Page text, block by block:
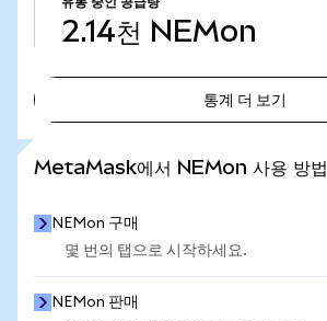
2.14천 NEMon
통계 더 보기
MetaMask에서 NEMon 사용 방법
NEMon 구매
몇 번의 탭으로 시작하세요.
NEMon 판매